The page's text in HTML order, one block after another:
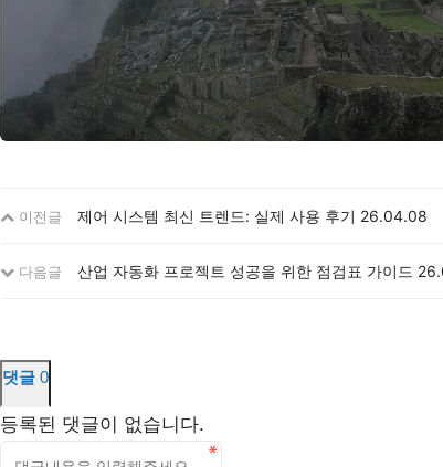
이전글 제어 시스템 최신 트렌드: 실제 사용 후기 26.04.08
다음글 산업 자동화 프로젝트 성공을 위한 점검표 가이드
댓글 0
등록된 댓글이 없습니다.